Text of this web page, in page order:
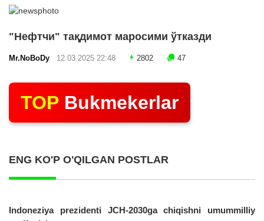
"Нефтчи" тақдимот маросими ўтказди
Mr.NoBoDy 12.03.2025 22:48 2802 47
TOP Bukmekerlar
ENG KO'P O'QILGAN POSTLAR
Indoneziya prezidenti JCH-2030ga chiqishni umummilliy